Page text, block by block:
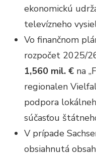
ekonomickú
televízneho
Vo finančnom
rozpočet 2025/
1,560 mil. € na
regionalen
podpora
súčasťou
V prípade
obsiahnutá